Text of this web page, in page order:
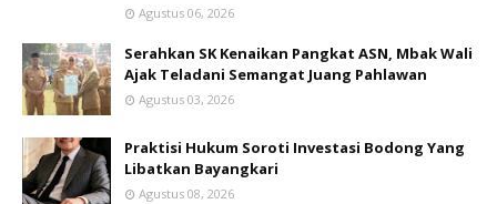
Agustus 06, 2026
Serahkan SK Kenaikan Pangkat ASN, Mbak Wali
Ajak Teladani Semangat Juang Pahlawan
Agustus 03, 2026
Praktisi Hukum Soroti Investasi Bodong Yang
Libatkan Bayangkari
Agustus 08, 2026